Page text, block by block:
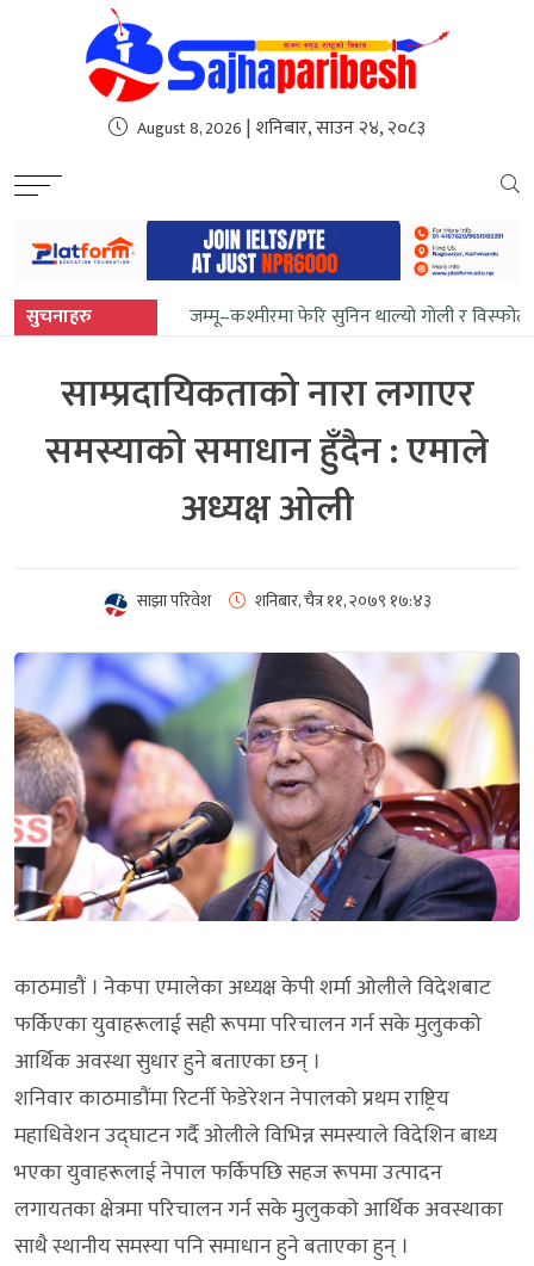
sweet bonanza
August 8, 2026 | शनिबार, साउन २४, २०८३
सुचनाहरु जम्मू–कश्मीरमा फेरि सुनिन थाल्यो गोली र
साम्प्रदायिकताको नारा लगाएर
समस्याको समाधान हुँदैन : एमाले
अध्यक्ष ओली
साझा परिवेश शनिबार, चैत्र ११, २०७९ १७:४३
काठमाडौं । नेकपा एमालेका अध्यक्ष केपी शर्मा ओलीले विदेशबाट
फर्किएका युवाहरूलाई सही रूपमा परिचालन गर्न सके मुलुकको
आर्थिक अवस्था सुधार हुने बताएका छन् ।
शनिवार काठमाडौंमा रिटर्नी फेडेरेशन नेपालको प्रथम राष्ट्रिय
महाधिवेशन उद्घाटन गर्दै ओलीले विभिन्न समस्याले विदेशिन बाध्य
भएका युवाहरूलाई नेपाल फर्किपछि सहज रूपमा उत्पादन
लगायतका क्षेत्रमा परिचालन गर्न सके मुलुकको आर्थिक अवस्थाका
साथै स्थानीय समस्या पनि समाधान हुने बताएका हुन् ।